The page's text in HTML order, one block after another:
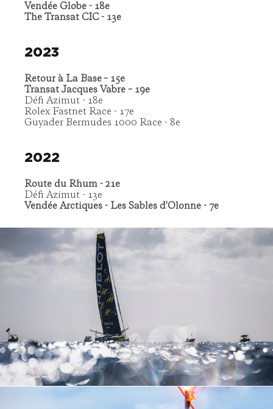
Vendée Globe - 18e
The Transat CIC - 13e
2023
Retour à La Base – 15e
Transat Jacques Vabre – 19e
Défi Azimut - 18e
Rolex Fastnet Race - 17e
Guyader Bermudes 1000 Race - 8e
2022
Route du Rhum - 21e
Défi Azimut - 13e
Vendée Arctiques - Les Sables d'Olonne - 7e